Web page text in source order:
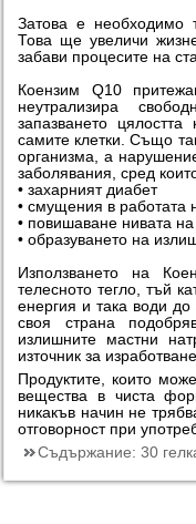
Затова е необходимо
Това ще увеличи
забави процесите на
Коензим Q10
неутрализира
запазването
самите клетки. Също
организма, а
заболявания, сред
• захарният диабет
• смущения в работата
• повишаване нивата
• образуването на
Използването на
телесното тегло, тъй
енергия и така води
своя страна
излишните мастни
източник за
Продуктите, които
вещества в чиста
никакъв начин не
отговорност при
Съдържание: 30